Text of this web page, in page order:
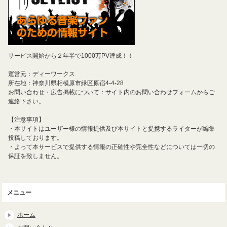
サービス開始から２年半で1000万PV達成！！
運営元：ディーワークス
所在地：神奈川県相模原市緑区原宿4-4-28
お問い合わせ・広告掲載について：サイト内のお問い合わせフォームからご
連絡下さい。
【注意事項】
・本サイトはユーザー様の情報提供及び本サイトと提携するライターが編集
投稿しております。
・よって本サービスで提供する情報の正確性や完全性などについては一切の
保証を致しません。
メニュー
ホーム